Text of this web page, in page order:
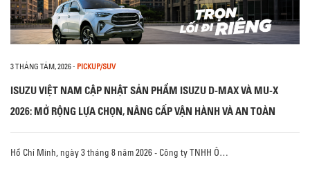
3 THÁNG TÁM, 2026- PICKUP/SUV
ISUZU VIỆT NAM CẬP NHẬT SẢN PHẨM ISUZU D-MAX VÀ MU-X
2026: MỞ RỘNG LỰA CHỌN, NÂNG CẤP VẬN HÀNH VÀ AN TOÀN
Hồ Chí Minh, ngày 3 tháng 8 năm 2026 - Công ty TNHH Ô…